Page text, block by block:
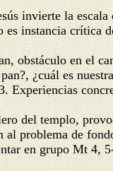
invierte la
es instancia crítica
obstáculo en el
¿cuál es
Experiencias
del templo,
problema de
en grupo Mt 4,